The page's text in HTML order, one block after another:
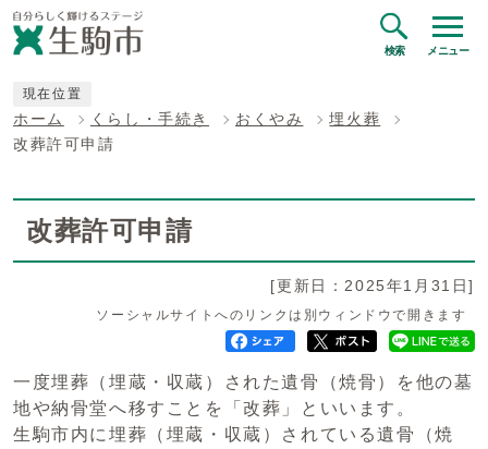
検索 メニュー
現在位置
ホーム くらし・手続き おくやみ
埋火葬
改葬許可申請
改葬許可申請
[更新日：2025年1月31日]
ソーシャルサイトへのリンクは別ウィンドウで開きます
一度埋葬（埋蔵・収蔵）された遺骨（焼骨）を他の墓
地や納骨堂へ移すことを「改葬」といいます。
生駒市内に埋葬（埋蔵・収蔵）されている遺骨（焼